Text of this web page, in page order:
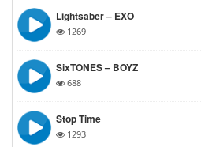
Lightsaber – EXO
1269
SixTONES – BOYZ
688
Stop Time
1293